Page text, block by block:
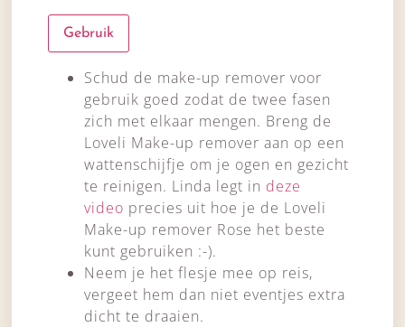
Gebruik
Schud de make-up remover voor
gebruik goed zodat de twee fasen
zich met elkaar mengen. Breng de
Loveli Make-up remover aan op een
wattenschijfje om je ogen en gezicht
te reinigen. Linda legt in deze
video precies uit hoe je de Loveli
Make-up remover Rose het beste
kunt gebruiken :-).
Neem je het flesje mee op reis,
vergeet hem dan niet eventjes extra
dicht te draaien.